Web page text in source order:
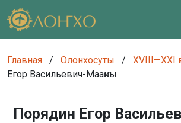
Главная / Олонхосуты / XVIII—XXI
Егор Васильевич-Мааҥкы
Порядин Егор